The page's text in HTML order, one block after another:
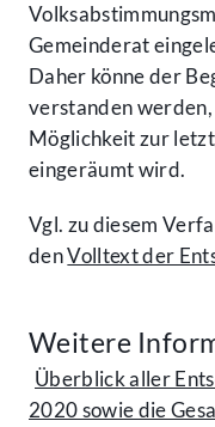
Gemeinderat
Daher könne der
verstanden
Möglichkeit zur
eingeräumt wird.
Vgl. zu diesem
denVolltext der
Weitere
Überblick aller
2020 sowie die